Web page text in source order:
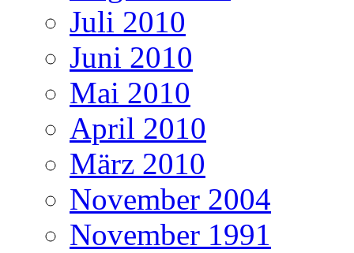
Juli 2010
Juni 2010
Mai 2010
April 2010
März 2010
November 2004
November 1991